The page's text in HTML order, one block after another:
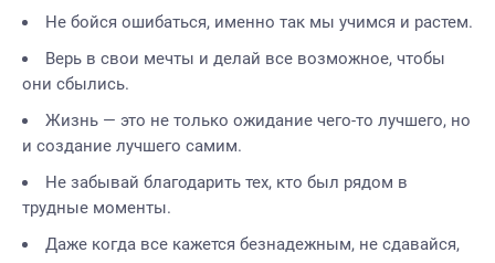
Не бойся ошибаться, именно так мы учимся и растем.
Верь в свои мечты и делай все возможное, чтобы
они сбылись.
Жизнь — это не только ожидание чего-то лучшего, но
и создание лучшего самим.
Не забывай благодарить тех, кто был рядом в
трудные моменты.
Даже когда все кажется безнадежным, не сдавайся,